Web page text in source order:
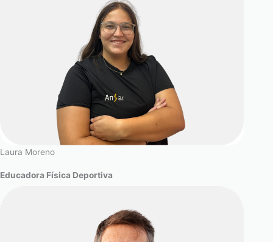
Laura Moreno
Educadora Física Deportiva